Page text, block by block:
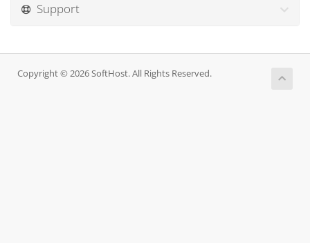
Support
Copyright © 2026 SoftHost. All Rights Reserved.